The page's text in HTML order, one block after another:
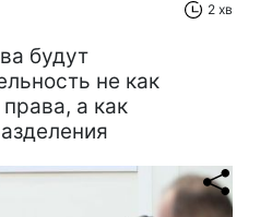
2 хв
будут
не как
а как